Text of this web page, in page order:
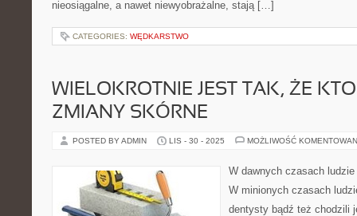
nieosiągalne, a nawet niewyobrażalne, stają […]
CATEGORIES: WĘDKARSTWO
WIELOKROTNIE JEST TAK, ŻE
ZMIANY SKÓRNE
POSTED BY ADMIN LIS - 30 - 2025 MOŻLIWOŚĆ
W dawnych czasach
W minionych czasach
dentysty bądź też chodzili